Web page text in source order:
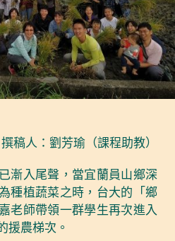
撰稿人：劉芳瑜（課程助教）
漸入尾聲，當宜蘭員山鄉深
種植蔬菜之時，台大的「鄉
老師帶領一群學生再次進入
援農梯次。